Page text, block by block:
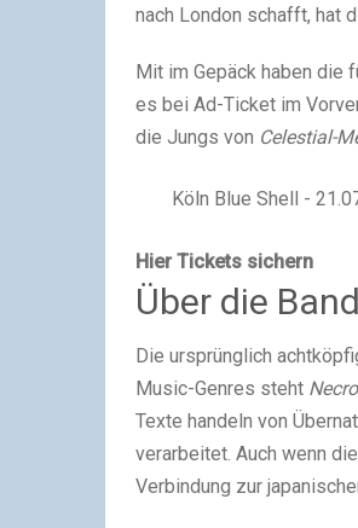
nach London schafft, hat
Mit im Gepäck haben die
es bei Ad-Ticket im
die Jungs von Celestial-
Köln Blue Shell -
Hier Tickets sichern
Über die Band
Die ursprünglich
Music-Genres steht
Texte handeln von
verarbeitet. Auch wenn
Verbindung zur